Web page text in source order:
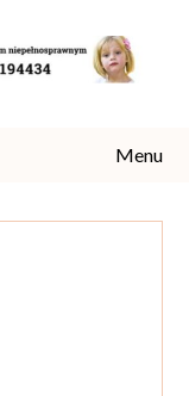
Menu